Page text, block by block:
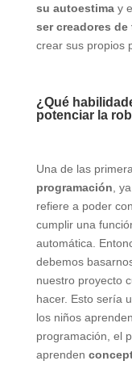
su autoestimay
ser creadores
crear sus propios
¿Qué
potenciar la
Una de las
programación ,
refiere a poder
cumplir una
automática.
debemos
nuestro proyecto
hacer. Esto sería
los niños
programación, el
aprenden